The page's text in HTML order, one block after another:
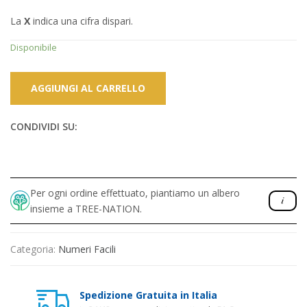
La X indica una cifra dispari.
Disponibile
AGGIUNGI AL CARRELLO
CONDIVIDI SU:
Per ogni ordine effettuato, piantiamo un albero
insieme a TREE-NATION.
Categoria: Numeri Facili
Spedizione Gratuita in Italia